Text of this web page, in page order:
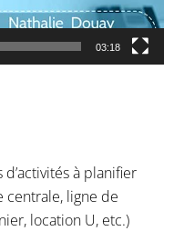
03:18
à planifier
centrale, ligne de
location U, etc.)